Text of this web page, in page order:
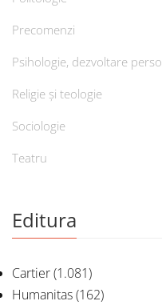
Precomenzi
Psihologie, dezvoltare
Religie și teologie
Sociologie
Teatru
Editura
Cartier(1.081)
Humanitas(162)